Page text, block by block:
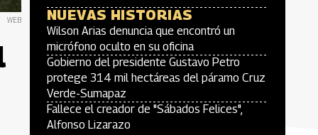
WEB NUEVAS HISTORIAS
Wilson Arias denuncia que encontró un
micrófono oculto en su oficina
Gobierno del presidente Gustavo Petro
protege 314 mil hectáreas del páramo Cruz
Verde-Sumapaz
Fallece el creador de "Sábados Felices",
Alfonso Lizarazo